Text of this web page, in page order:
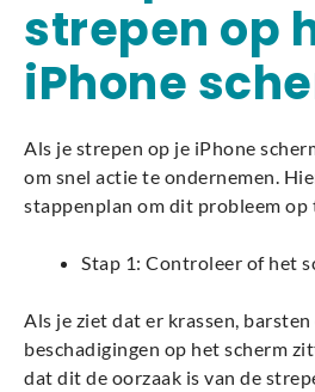
strepen op
iPhone
Als je strepen op je iPhone
om snel actie te ondernemen.
stappenplan om dit probleem op
Stap 1: Controleer of het
Als je ziet dat er krassen,
beschadigingen op het scherm
dat dit de oorzaak is van de